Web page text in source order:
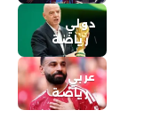
دولي
رياضة
عربي
رياضة